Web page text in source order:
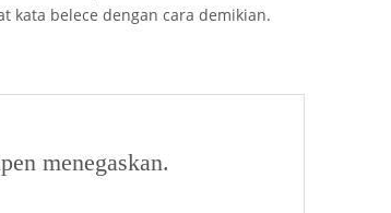
kata belece dengan cara demikian.
menegaskan.